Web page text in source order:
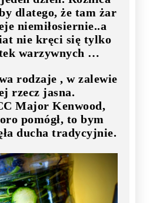
dlatego, że tam żar
niemiłosiernie..a
nie kręci się tylko
warzywnych …
rodzaje , w zalewie
rzecz jasna.
Major Kenwood,
pomógł, to bym
ducha tradycyjnie.